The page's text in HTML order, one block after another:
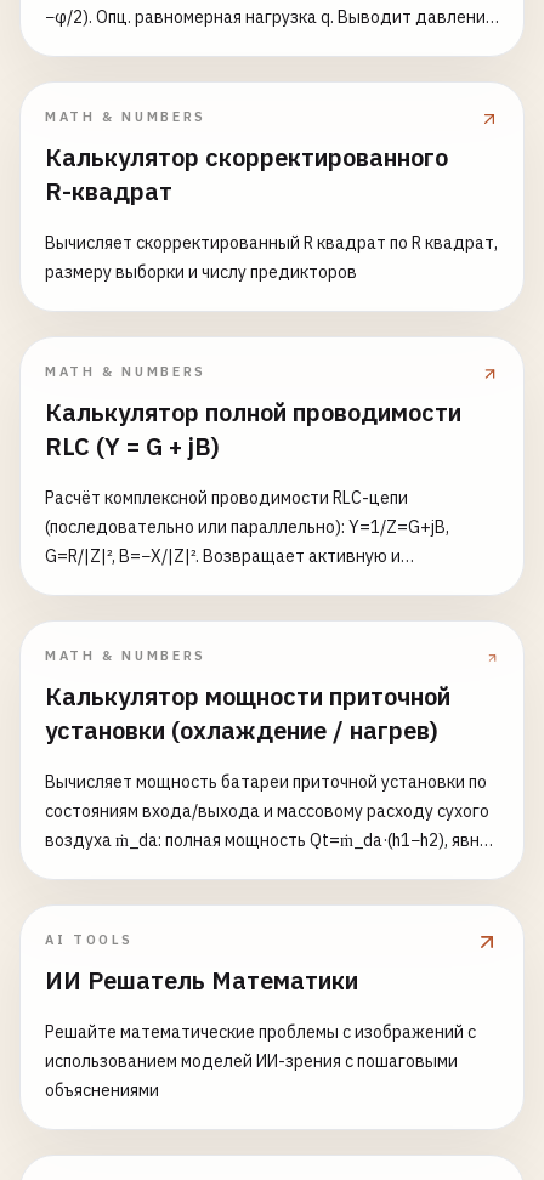
−φ/2). Опц. равномерная нагрузка q. Выводит давление
MATH & NUMBERS
Калькулятор скорректированного
R-квадрат
Вычисляет скорректированный R квадрат по R квадрат,
размеру выборки и числу предикторов
MATH & NUMBERS
Калькулятор полной проводимости
RLC (Y = G + jB)
Расчёт комплексной проводимости RLC-цепи
(последовательно или параллельно): Y=1/Z=G+jB,
G=R/|Z|², B=−X/|Z|². Возвращает активную и
MATH & NUMBERS
Калькулятор мощности приточной
установки (охлаждение / нагрев)
Вычисляет мощность батареи приточной установки по
состояниям входа/выхода и массовому расходу сухого
воздуха ṁ_da: полная мощность Qt=ṁ_da·(h1−h2), явная
по формуле Магнуса, энтальпия
охлаждения или нагрева.
AI TOOLS
ИИ Решатель Математики
Решайте математические проблемы с изображений с
использованием моделей ИИ-зрения с пошаговыми
объяснениями